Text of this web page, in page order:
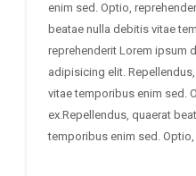
enim sed. Optio,
beatae nulla debitis vitae
reprehenderit Lorem ipsum
adipisicing elit.
vitae temporibus enim sed.
ex.Repellendus, quaerat
temporibus enim sed.